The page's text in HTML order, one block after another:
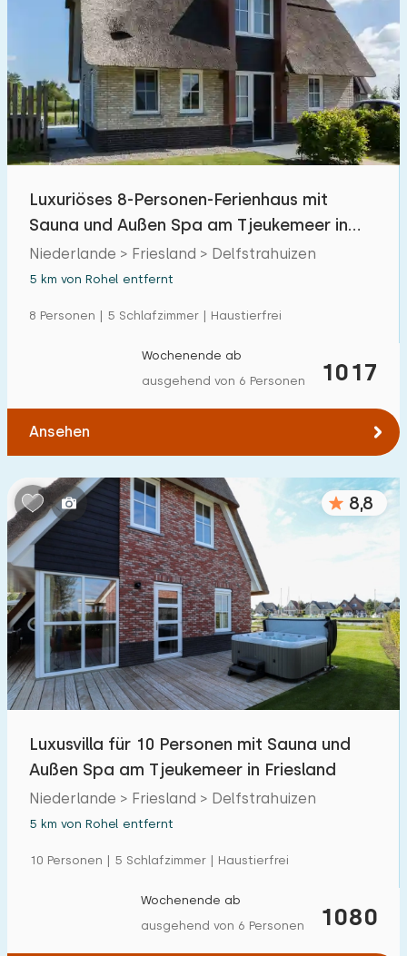
Luxuriöses 8-Personen-Ferienhaus mit
Sauna und Außen Spa am Tjeukemeer in
Friesland
Niederlande > Friesland > Delfstrahuizen
5 km von Rohel entfernt
8 Personen | 5 Schlafzimmer | Haustierfrei
1017
Wochenende ab
ausgehend von 6 Personen
Ansehen
8,8
Luxusvilla für 10 Personen mit Sauna und
Außen Spa am Tjeukemeer in Friesland
Niederlande > Friesland > Delfstrahuizen
5 km von Rohel entfernt
10 Personen | 5 Schlafzimmer | Haustierfrei
1080
Wochenende ab
ausgehend von 6 Personen